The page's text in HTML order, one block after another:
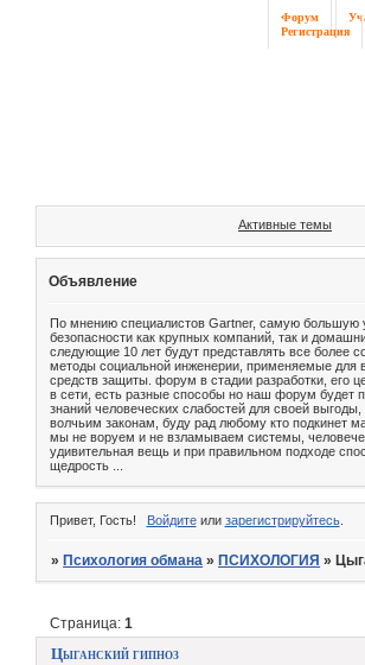
Форум
Регистрация
Активные темы
Объявление
По мнению специалистов Gartner, самую большую
безопасности как крупных компаний, так и
следующие 10 лет будут представлять все более
методы социальной инженерии, применяемые для
средств защиты. форум в стадии разработки, его
в сети, есть разные способы но наш форум будет
знаний человеческих слабостей для своей
волчьим законам, буду рад любому кто подкинет
мы не воруем и не взламываем системы,
удивительная вещь и при правильном подходе
щедрость ...
Привет, Гость! Войдитеили зарегистрируйтесь.
» Психология обмана » ПСИХОЛОГИЯ »
Цыганский гипноз
Страница:1